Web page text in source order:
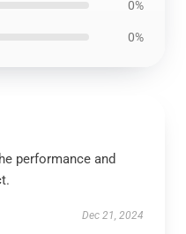
0%
0%
performance and
Dec 21, 2024